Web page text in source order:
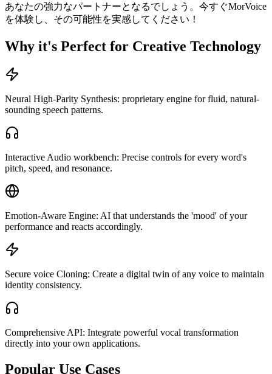
あなたの強力なパートナーとなるでしょう。今すぐMorVoice
を体験し、その可能性を実感してください！
Why it's Perfect for Creative Technology
Neural High-Parity Synthesis: proprietary engine for fluid, natural-
sounding speech patterns.
Interactive Audio workbench: Precise controls for every word's
pitch, speed, and resonance.
Emotion-Aware Engine: AI that understands the 'mood' of your
performance and reacts accordingly.
Secure voice Cloning: Create a digital twin of any voice to maintain
identity consistency.
Comprehensive API: Integrate powerful vocal transformation
directly into your own applications.
Popular Use Cases